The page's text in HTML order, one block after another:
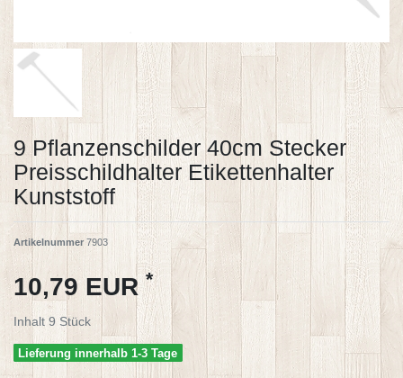
9 Pflanzenschilder 40cm Stecker
Preisschildhalter Etikettenhalter
Kunststoff
Artikelnummer 7903
10,79 EUR*
Inhalt 9 Stück
Lieferung innerhalb 1-3 Tage